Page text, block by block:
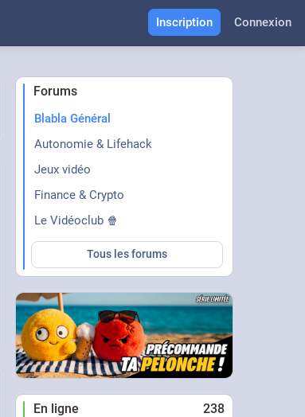
Inscription Connexion
Forums
Blabla Général
Autonomie & Lifehack
Jeux vidéo
Finance & Crypto
Le Vidéoclub 🍿
Tous les forums
En ligne 238